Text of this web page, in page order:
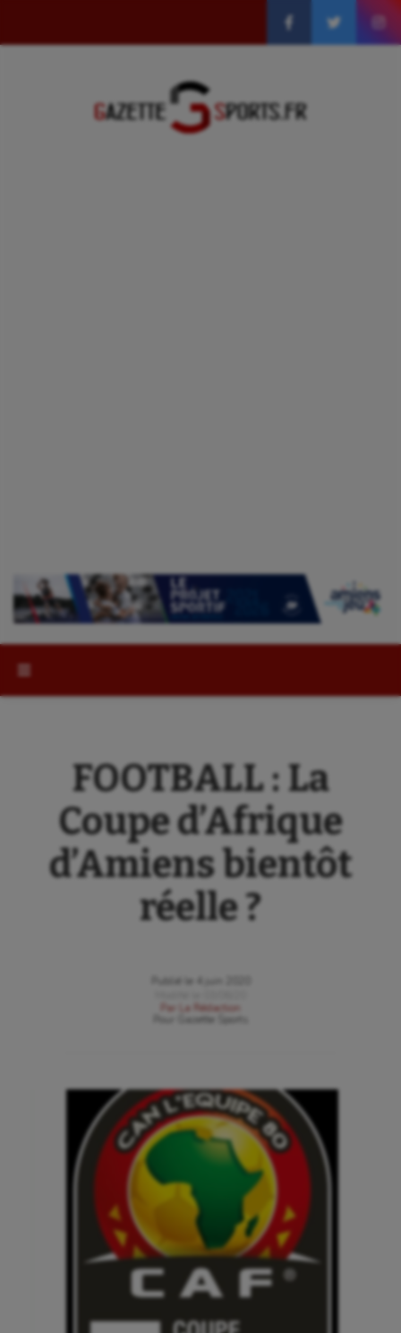
FOOTBALL : La
Coupe d’Afrique
d’Amiens bientôt
réelle ?
Publié le
Par
La Rédaction
Gazette Sports